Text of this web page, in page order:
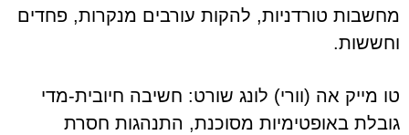
מחשבות טורדניות, להקות עורבים מנקרות, פחדים
וחששות.
טו מייק אה (וורי) לונג שורט: חשיבה חיובית-מדי
גובלת באופטימיות מסוכנת, התנהגות חסרת